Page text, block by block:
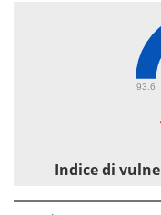
93.6
Indice di